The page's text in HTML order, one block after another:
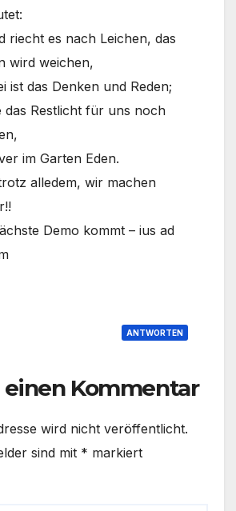
riecht es nach Leichen, das
wird weichen,
ist das Denken und Reden;
das Restlicht für uns noch
im Garten Eden.
alledem, wir machen
Demo kommt – ius ad
ANTWORTEN
einen Kommentar
wird nicht veröffentlicht.
sind mit * markiert